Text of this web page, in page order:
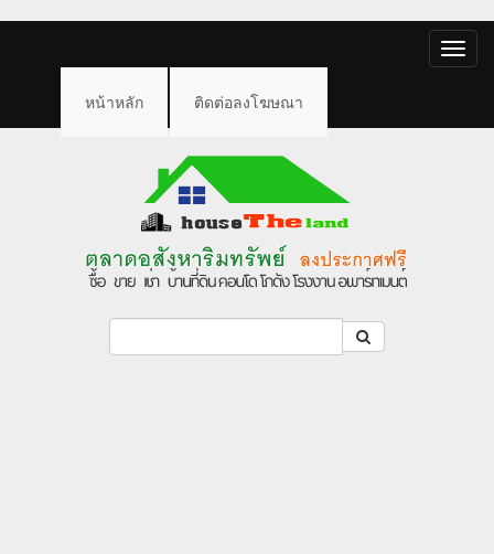
Toggle
หน้าหลัก ติดต่อลงโฆษณา